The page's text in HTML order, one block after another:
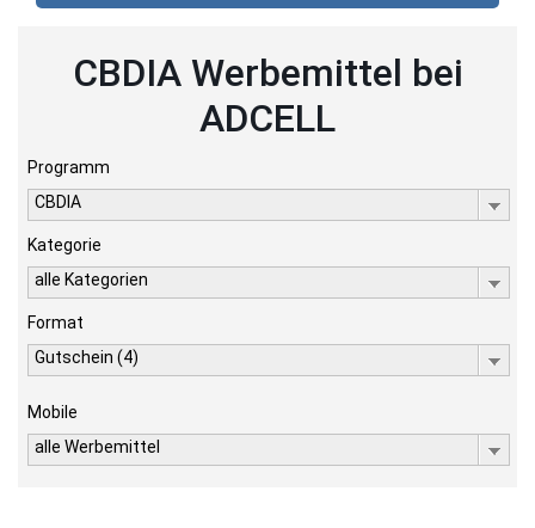
CBDIA Werbemittel bei
ADCELL
Programm
CBDIA
Kategorie
alle Kategorien
Format
Gutschein (4)
Mobile
alle Werbemittel